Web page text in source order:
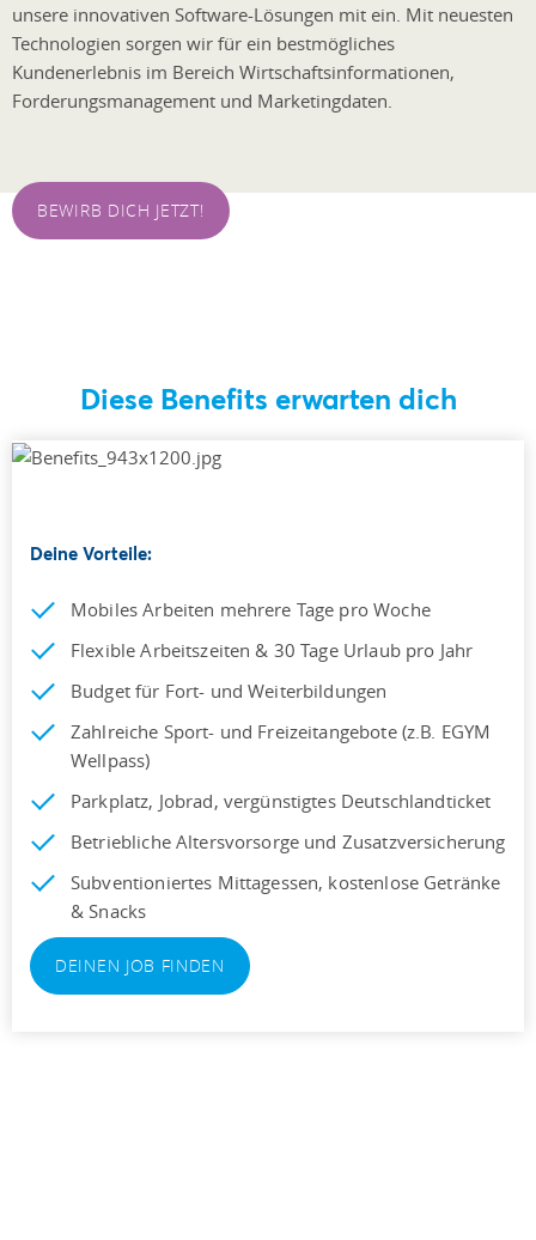
unsere innovativen Software-Lösungen mit ein. Mit neuesten
Technologien sorgen wir für ein bestmögliches
Kundenerlebnis im Bereich Wirtschaftsinformationen,
Forderungsmanagement und Marketingdaten.
BEWIRB DICH JETZT!
Diese Benefits erwarten dich
Deine Vorteile:
Mobiles Arbeiten mehrere Tage pro Woche
Flexible Arbeitszeiten & 30 Tage Urlaub pro Jahr
Budget für Fort- und Weiterbildungen
Zahlreiche Sport- und Freizeitangebote (z.B. EGYM
Wellpass)
Parkplatz, Jobrad, vergünstigtes Deutschlandticket
Betriebliche Altersvorsorge und Zusatzversicherung
Subventioniertes Mittagessen, kostenlose Getränke
& Snacks
DEINEN JOB FINDEN